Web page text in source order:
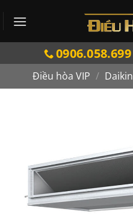
qua
0906.058.699
Điều hòa VIP / Daikin